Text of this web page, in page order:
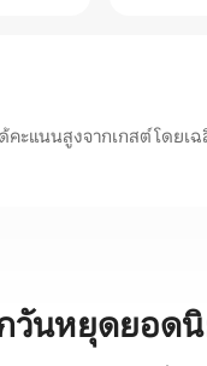
ะแนนสูงจากเกสต์ โดยเ
นหยุดยอดนิ